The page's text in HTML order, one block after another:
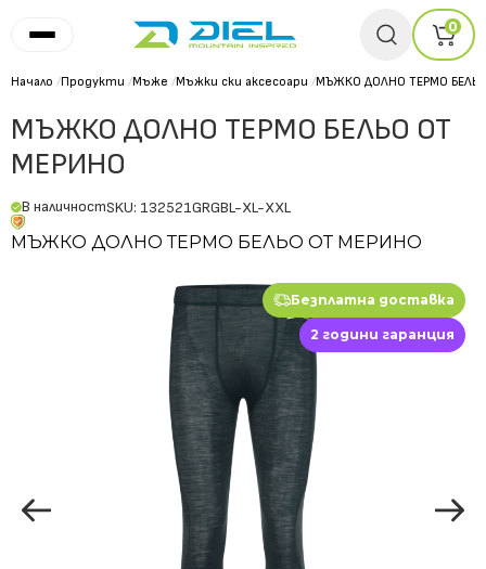
0
Начало /Продукти /Мъже /Мъжки ски аксесоари /МЪЖКО ДОЛНО ТЕРМО
МЪЖКО ДОЛНО ТЕРМО БЕЛЬО ОТ
МЕРИНО
В наличностSKU: 132521GRGBL-XL-XXL
МЪЖКО ДОЛНО ТЕРМО БЕЛЬО ОТ МЕРИНО
Безплатна доставка
2 години гаранция